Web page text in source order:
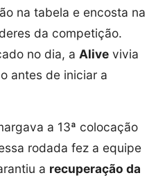
na tabela e encosta na
da competição.
no dia, a Alive vivia
antes de iniciar a
a 13ª colocação
rodada fez a equipe
a recuperação da